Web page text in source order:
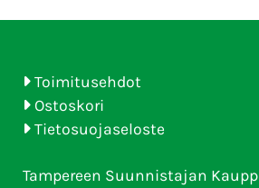
Toimitusehdot
Ostoskori
Tietosuojaseloste
Tampereen Suunnistajan